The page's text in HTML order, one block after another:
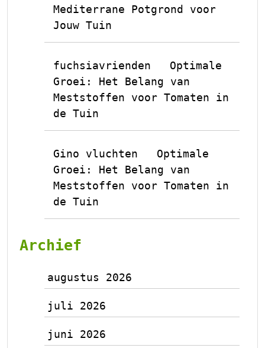
Mediterrane Potgrond voor
Jouw Tuin
fuchsiavrienden
Optimale
Groei: Het Belang van
Meststoffen voor Tomaten in
de Tuin
Gino vluchten
Optimale
Groei: Het Belang van
Meststoffen voor Tomaten in
de Tuin
Archief
augustus 2026
juli 2026
juni 2026